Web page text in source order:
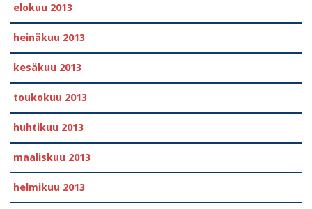
elokuu 2013
heinäkuu 2013
kesäkuu 2013
toukokuu 2013
huhtikuu 2013
maaliskuu 2013
helmikuu 2013